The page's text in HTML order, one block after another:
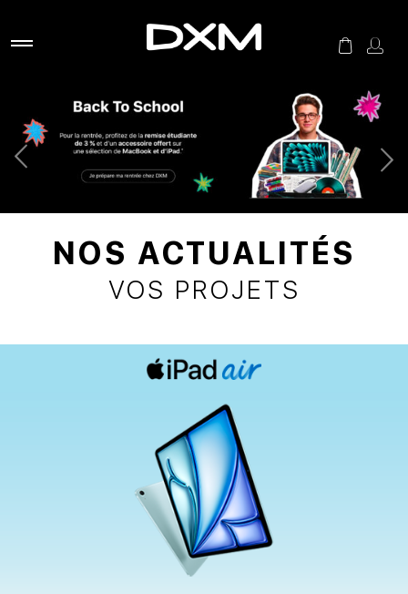
NOS ACTUALITÉS
VOS PROJETS